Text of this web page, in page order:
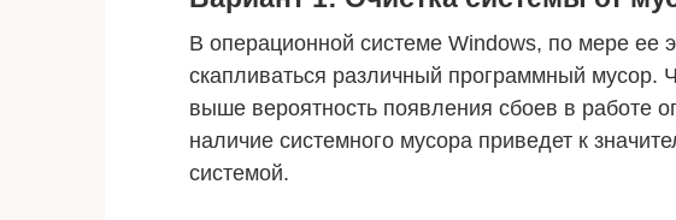
В операционной системе Windows, по мере ее
скапливаться различный программный мусор.
выше вероятность появления сбоев в работе
наличие системного мусора приведет к
системой.